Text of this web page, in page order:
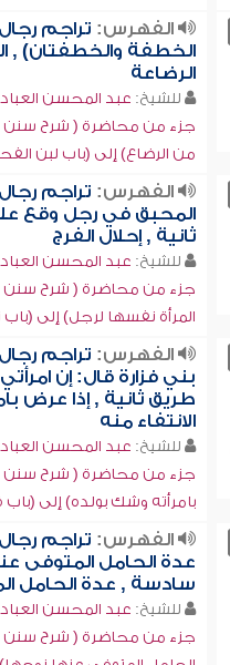
الفهرس: تراجم
الخطفة والخطفتان) ,
الرضاعة
للشيخ: عبد المحسن العباد
جزء من محاضرة ( شرح سنن
من الرضاع) إلى (باب لبن
الفهرس: تراجم
المحبق في رجل وقع
ثانية , إحلال الفرج
للشيخ: عبد المحسن العباد
جزء من محاضرة ( شرح سنن
المرأة نفسها لرجل) إلى
الفهرس: تراجم
بني فزارة قال: إن
طريق ثانية , إذا عرض
الانتفاء منه
للشيخ: عبد المحسن العباد
جزء من محاضرة ( شرح سنن
بامرأته وشك بولده) إلى (باب
الفهرس: تراجم
عدة الحامل المتوفى
سادسة , عدة الحامل
للشيخ: عبد المحسن العباد
جزء من محاضرة ( شرح سنن